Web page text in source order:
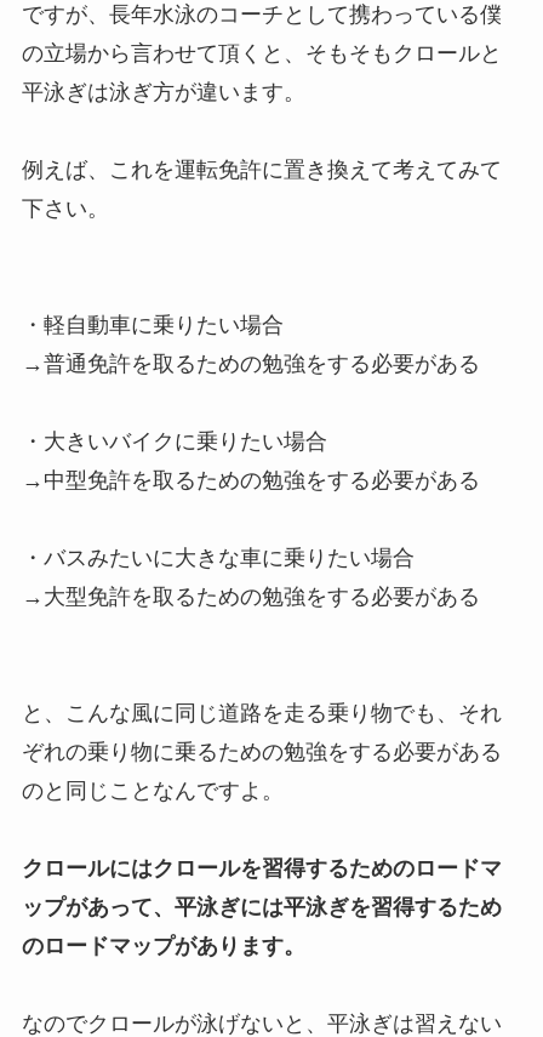
ですが、長年水泳のコーチとして携わっている僕
の立場から言わせて頂くと、そもそもクロールと
平泳ぎは泳ぎ方が違います。
例えば、これを運転免許に置き換えて考えてみて
下さい。
・軽自動車に乗りたい場合
→普通免許を取るための勉強をする必要がある
・大きいバイクに乗りたい場合
→中型免許を取るための勉強をする必要がある
・バスみたいに大きな車に乗りたい場合
→大型免許を取るための勉強をする必要がある
と、こんな風に同じ道路を走る乗り物でも、それ
ぞれの乗り物に乗るための勉強をする必要がある
のと同じことなんですよ。
クロールにはクロールを習得するためのロードマ
ップがあって、平泳ぎには平泳ぎを習得するため
のロードマップがあります。
なのでクロールが泳げないと、平泳ぎは習えない